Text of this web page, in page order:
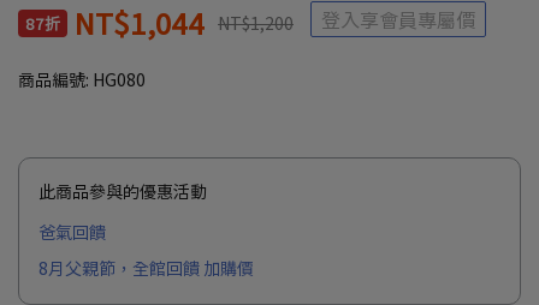
87折 NT$1,044 NT$1,200 登入享會員專屬價
商品編號: HG080
此商品參與的優惠活動
爸氣回饋
8月父親節，全館回饋 加購價